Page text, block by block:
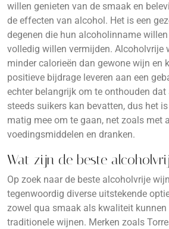
willen genieten van de smaak en
de effecten van alcohol. Het is een
degenen die hun alcoholinname
volledig willen vermijden. Alcoholvrije
minder calorieën dan gewone wijn en
positieve bijdrage leveren aan een
echter belangrijk om te onthouden
steeds suikers kan bevatten, dus het
matig mee om te gaan, net zoals met
voedingsmiddelen en dranken.
Wat zijn de beste
Op zoek naar de beste alcoholvrije
tegenwoordig diverse uitstekende
zowel qua smaak als kwaliteit kunnen
traditionele wijnen. Merken zoals